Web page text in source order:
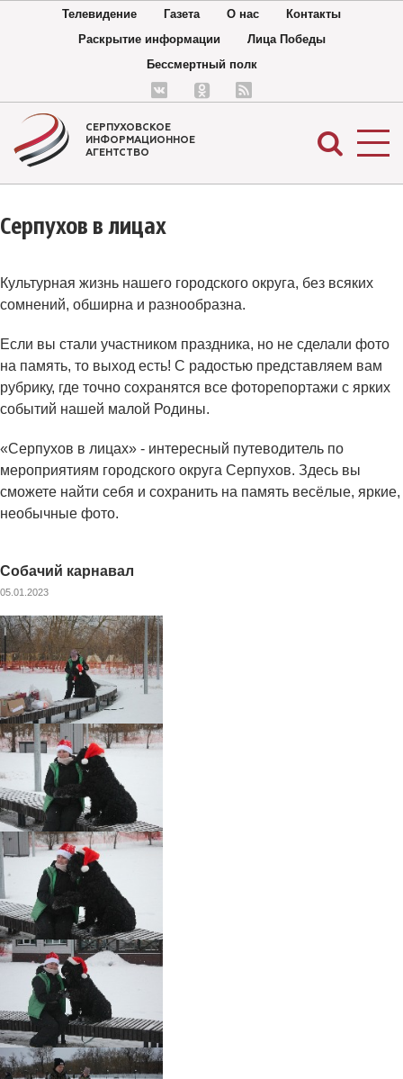
Телевидение Газета О нас
Контакты
Раскрытие информации
Лица Победы
Бессмертный полк
СЕРПУХОВСКОЕ
ИНФОРМАЦИОННОЕ
АГЕНТСТВО
Серпухов в лицах
Культурная жизнь нашего городского округа, без всяких
сомнений, обширна и разнообразна.
Если вы стали участником праздника, но не сделали фото
на память, то выход есть! С радостью представляем вам
рубрику, где точно сохранятся все фоторепортажи с ярких
событий нашей малой Родины.
«Серпухов в лицах» - интересный путеводитель по
мероприятиям городского округа Серпухов. Здесь вы
сможете найти себя и сохранить на память весёлые, яркие,
необычные фото.
Собачий карнавал
05.01.2023